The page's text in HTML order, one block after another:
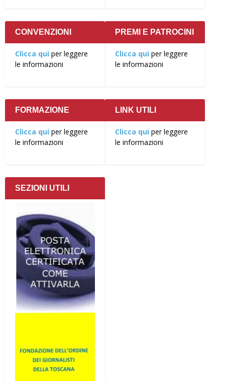
CONVENZIONI
Clicca qui per leggere
le informazioni
PREMI E PATROCINI
Clicca qui per leggere
le informazioni
FORMAZIONE
Clicca qui per leggere
le informazioni
LINK UTILI
Clicca qui per leggere
le informazioni
SEZIONI UTILI